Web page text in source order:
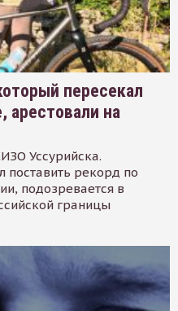
пересекал
арестовали на
Уссурийска.
поставить рекорд по
подозревается в
границы